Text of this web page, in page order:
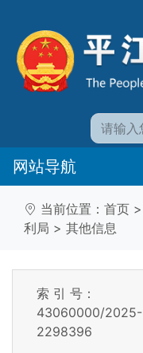
网站导航
当前位置： 首页 >
利局 > 其他信息
索 引 号：
43060000/2025-
2298396